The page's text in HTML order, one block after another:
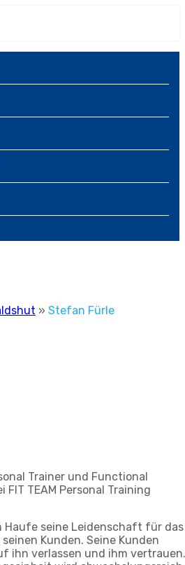
» Stefan Fürle
Trainer und Functional
TEAM Personal Training
seine Leidenschaft für das
Kunden. Seine Kunden
ihn verlassen und ihm vertrauen.